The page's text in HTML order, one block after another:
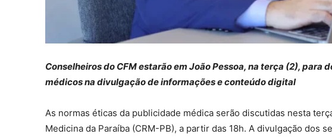
Conselheiros do CFM estarão em João Pessoa, na terça (2), para
médicos na divulgação de informações e conteúdo digital
As normas éticas da publicidade médica serão discutidas nesta
Medicina da Paraíba (CRM-PB), a partir das 18h. A divulgação dos